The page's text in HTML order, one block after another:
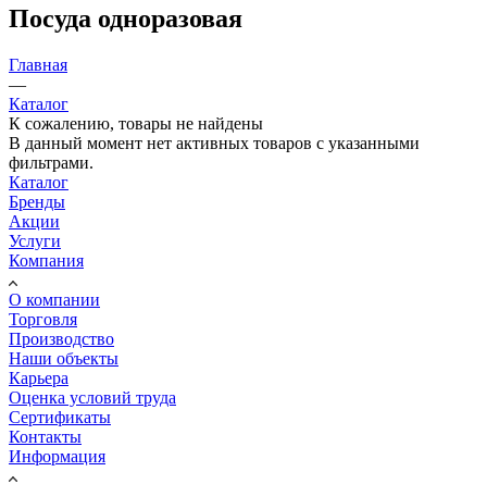
Посуда одноразовая
Главная
—
Каталог
К сожалению, товары не найдены
В данный момент нет активных товаров с указанными
фильтрами.
Каталог
Бренды
Акции
Услуги
Компания
О компании
Торговля
Производство
Наши объекты
Карьера
Оценка условий труда
Сертификаты
Контакты
Информация